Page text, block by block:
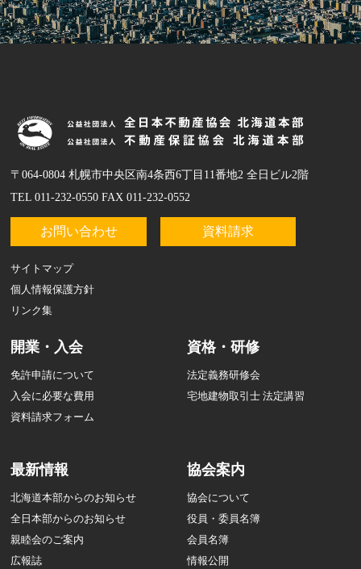
〒064-0804 札幌市中央区南4条西6丁目11番地2 全日ビル2階
TEL 011-232-0550 FAX 011-232-0552
お問い合わせ 資料請求
サイトマップ
個人情報保護方針
リンク集
開業・入会
免許申請について
入会に必要な費用
資料請求フォーム
資格・研修
法定義務研修会
宅地建物取引士 法定講習
最新情報
北海道本部からのお知らせ
全日本部からのお知らせ
親睦会のご案内
広報誌
協会案内
協会について
役員・委員名簿
会員名簿
情報公開